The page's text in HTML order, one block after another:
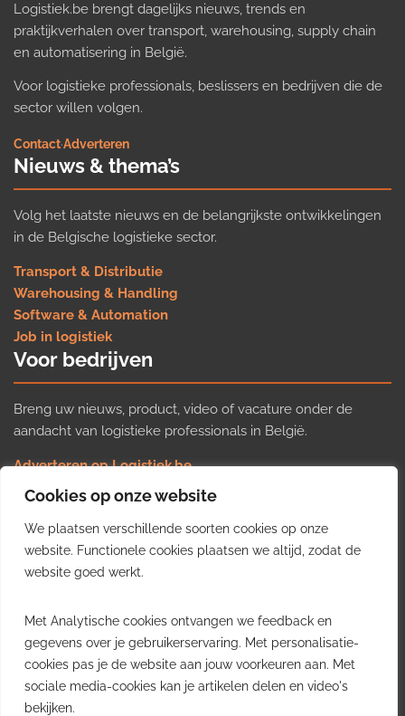
Cookies op onze website
We plaatsen verschillende soorten cookies op onze
website. Functionele cookies plaatsen we altijd, zodat de
website goed werkt.
Met Analytische cookies ontvangen we feedback en
gegevens over je gebruikerservaring. Met personalisatie-
cookies pas je de website aan jouw voorkeuren aan. Met
sociale media-cookies kan je artikelen delen en video's
bekijken.
Logistiek.be brengt dagelijks nieuws, trends en
praktijkverhalen over transport, warehousing, supply chain
en automatisering in België.
Voor logistieke professionals, beslissers en bedrijven die de
sector willen volgen.
Contact·Adverteren
Nieuws & thema’s
Volg het laatste nieuws en de belangrijkste ontwikkelingen
in de Belgische logistieke sector.
Transport & Distributie
Warehousing & Handling
Software & Automation
Job in logistiek
Voor bedrijven
Breng uw nieuws, product, video of vacature onder de
aandacht van logistieke professionals in België.
Adverteren op Logistiek.be
Nieuws insturen
Uw video op Logistiek.TV
Job plaatsen
Gratis wekelijkse update
inzichten uit de Belgische logistieke sector in uw inbox.
Ontvang je gratis
wekelijkse update